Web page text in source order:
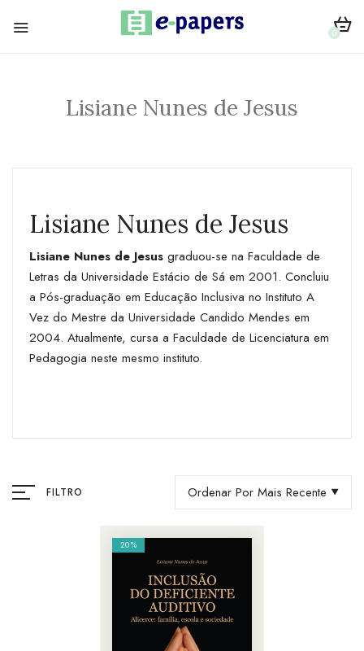
0
Lisiane Nunes de Jesus
Lisiane Nunes de Jesus
Lisiane Nunes de Jesus graduou-se na Faculdade de
Letras da Universidade Estácio de Sá em 2001. Concluiu
a Pós-graduação em Educação Inclusiva no Instituto A
Vez do Mestre da Universidade Candido Mendes em
2004. Atualmente, cursa a Faculdade de Licenciatura em
Pedagogia neste mesmo instituto.
FILTRO Ordenar Por Mais Recente
20%